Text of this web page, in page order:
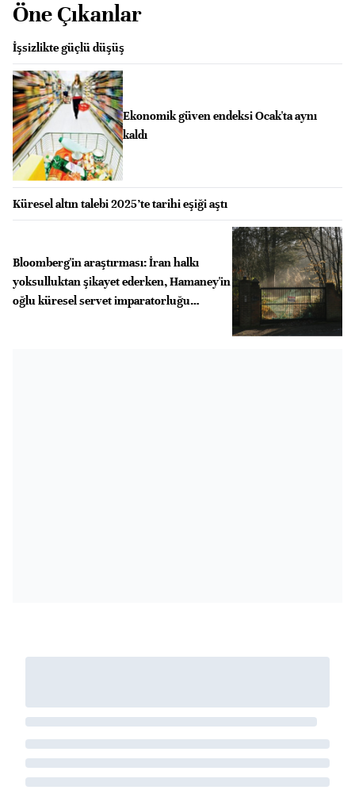
Öne Çıkanlar
İşsizlikte güçlü düşüş
Ekonomik güven endeksi Ocak'ta aynı
kaldı
Küresel altın talebi 2025’te tarihi eşiği aştı
Bloomberg'in araştırması: İran halkı
yoksulluktan şikayet ederken, Hamaney'in
oğlu küresel servet imparatorluğu